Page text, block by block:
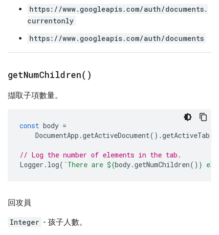
https://www.googleapis.com/auth/documents.
currentonly
https://www.googleapis.com/auth/documents
getNumChildren( )
擷取子項數量。
const body =
DocumentApp .getActiveDocument().getActiveTab
// Log the number of elements in the tab.
Logger . log( `There are ${body.getNumChildren() }
回攻員
Integer - 孩子人數。